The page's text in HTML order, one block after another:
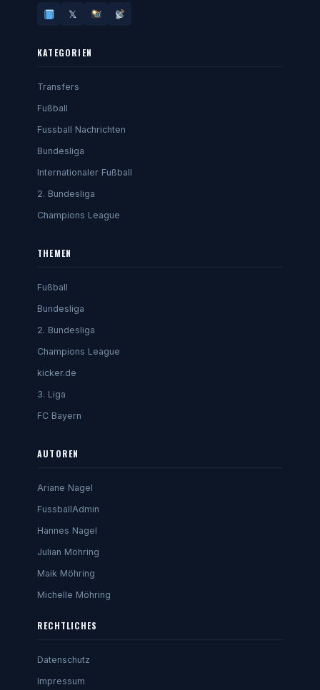
𝕏
KATEGORIEN
Transfers
Fußball
Fussball Nachrichten
Bundesliga
Internationaler Fußball
2. Bundesliga
Champions League
THEMEN
Fußball
Bundesliga
2. Bundesliga
Champions League
kicker.de
3. Liga
FC Bayern
AUTOREN
Ariane Nagel
FussballAdmin
Hannes Nagel
Julian Möhring
Maik Möhring
Michelle Möhring
RECHTLICHES
Datenschutz
Impressum